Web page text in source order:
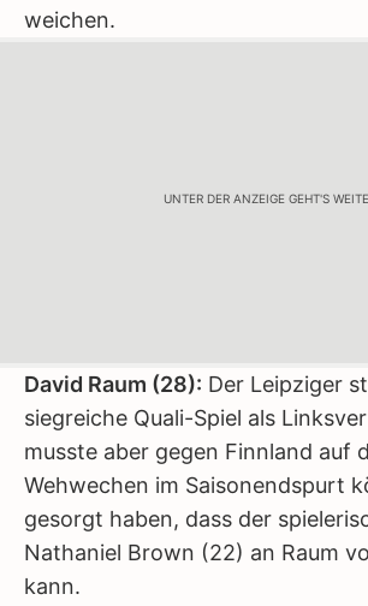
weichen.
UNTER DER ANZEIGE GEHT'S
David Raum (28): Der Leipziger
siegreiche Quali-Spiel als
musste aber gegen Finnland auf
Wehwechen im Saisonendspurt
gesorgt haben, dass der
Nathaniel Brown (22) an Raum
kann.